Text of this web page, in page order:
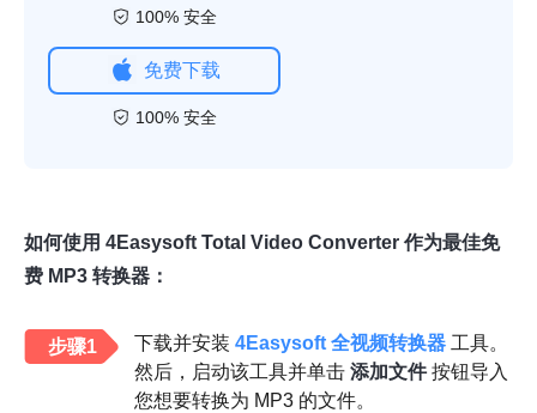
100% 安全
免费下载
100% 安全
如何使用 4Easysoft Total Video Converter 作为最佳免
费 MP3 转换器：
步骤1 下载并安装 4Easysoft 全视频转换器 工具。
然后，启动该工具并单击 添加文件按钮导入
您想要转换为 MP3 的文件。